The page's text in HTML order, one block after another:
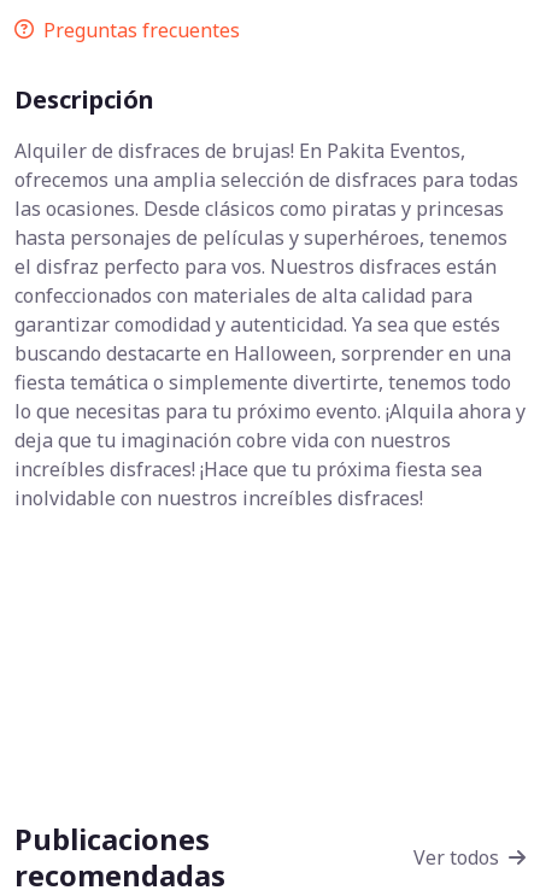
Preguntas frecuentes
Descripción
Alquiler de disfraces de brujas! En Pakita Eventos,
ofrecemos una amplia selección de disfraces para todas
las ocasiones. Desde clásicos como piratas y princesas
hasta personajes de películas y superhéroes, tenemos
el disfraz perfecto para vos. Nuestros disfraces están
confeccionados con materiales de alta calidad para
garantizar comodidad y autenticidad. Ya sea que estés
buscando destacarte en Halloween, sorprender en una
fiesta temática o simplemente divertirte, tenemos todo
lo que necesitas para tu próximo evento. ¡Alquila ahora y
deja que tu imaginación cobre vida con nuestros
increíbles disfraces! ¡Hace que tu próxima fiesta sea
inolvidable con nuestros increíbles disfraces!
Publicaciones
recomendadas
Ver todos